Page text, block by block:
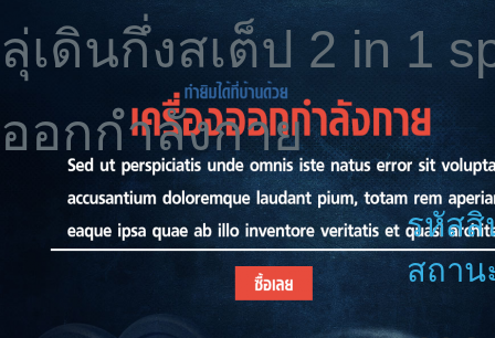
ลุ่เดินกึ่งสเต็ป 2 in 1
ออกกำลังกาย
รหัสสิ
สถาน